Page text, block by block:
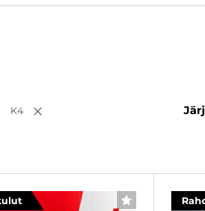
valinta
K4 Poista valinta
SUOSIKKI